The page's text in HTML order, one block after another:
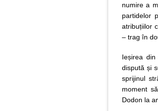
numire a
partidelor
atribuțiilor
– trag în
Ieșirea
dispută și
sprijinul
moment
Dodon la